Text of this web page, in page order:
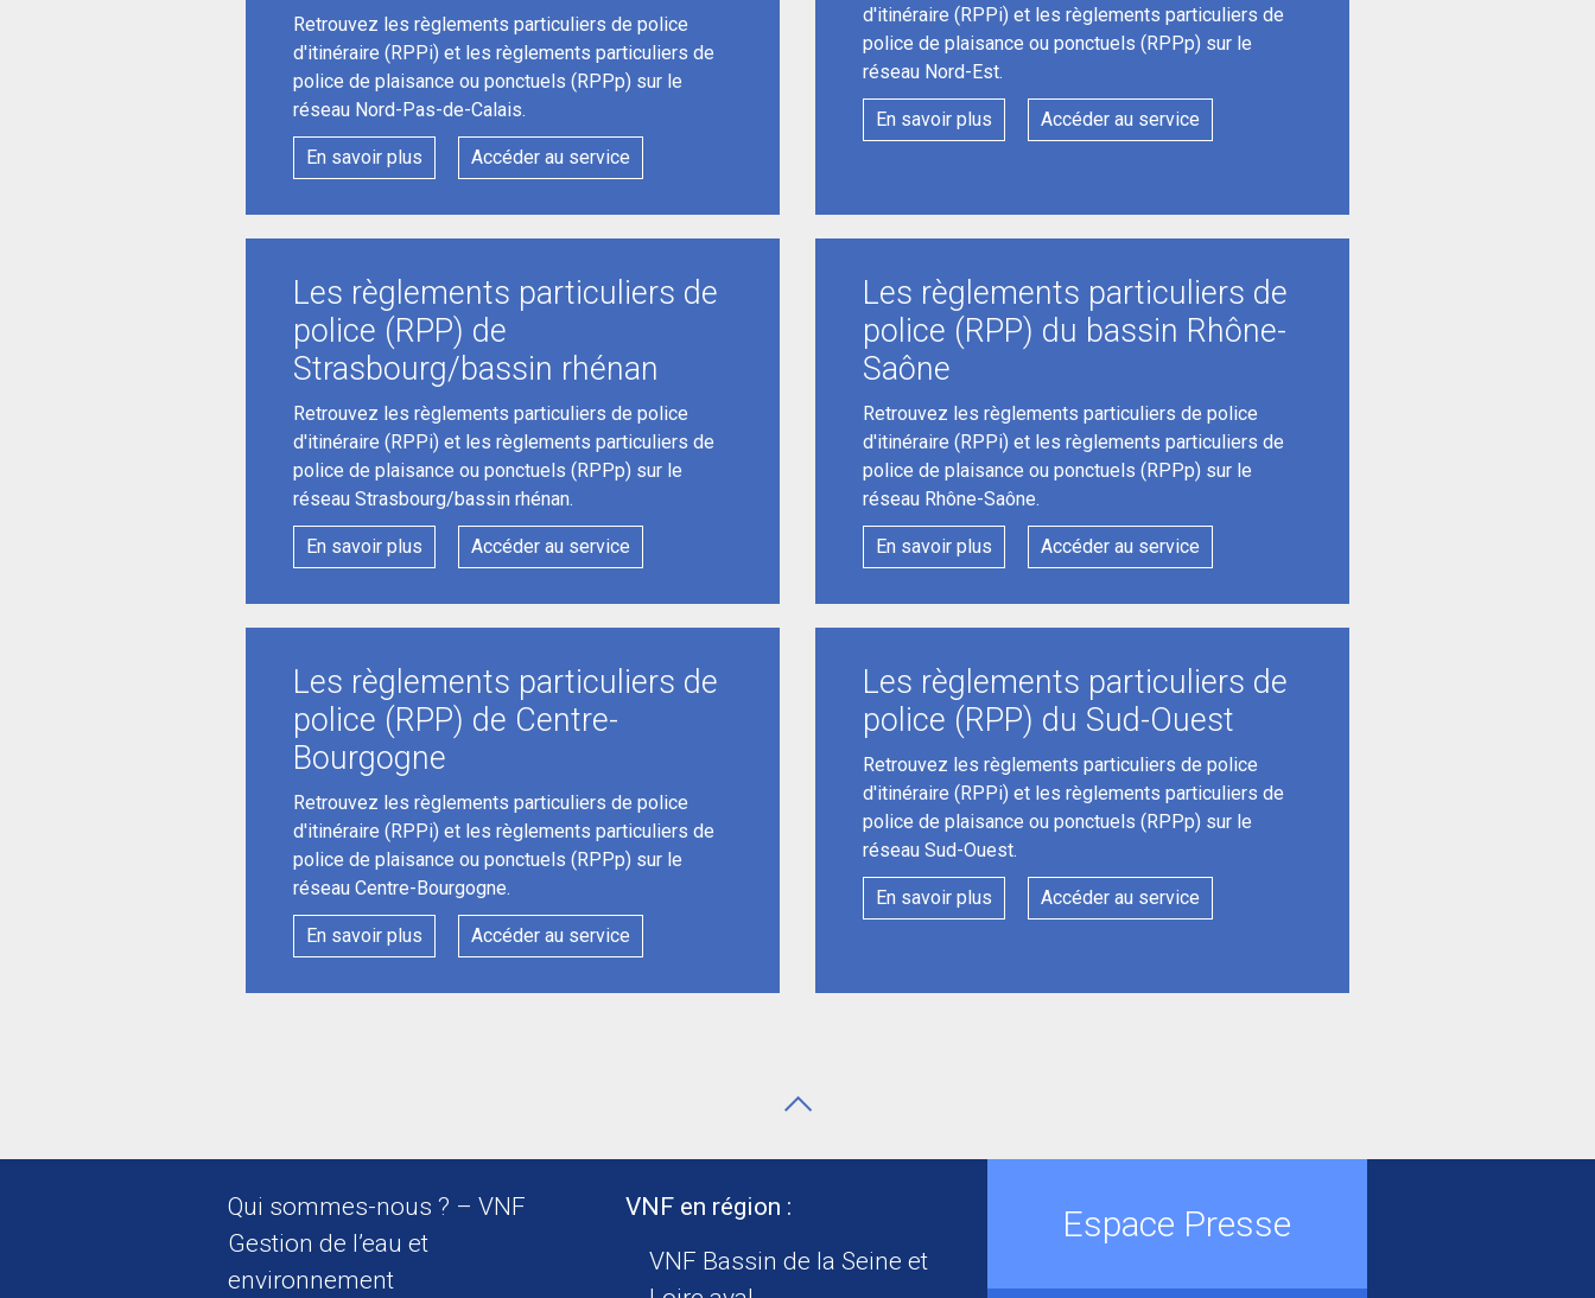
Retrouvez les règlements particuliers de police
d'itinéraire (RPPi) et les règlements particuliers de
police de plaisance ou ponctuels (RPPp) sur le
réseau Nord-Pas-de-Calais.
En savoir plus Accéder au service
d'itinéraire (RPPi) et les règlements particuliers de
police de plaisance ou ponctuels (RPPp) sur le
réseau Nord-Est.
En savoir plus Accéder au service
Les règlements particuliers de
police (RPP) de
Strasbourg/bassin rhénan
Retrouvez les règlements particuliers de police
d'itinéraire (RPPi) et les règlements particuliers de
police de plaisance ou ponctuels (RPPp) sur le
réseau Strasbourg/bassin rhénan.
En savoir plus Accéder au service
Les règlements particuliers de
police (RPP) du bassin Rhône-
Saône
Retrouvez les règlements particuliers de police
d'itinéraire (RPPi) et les règlements particuliers de
police de plaisance ou ponctuels (RPPp) sur le
réseau Rhône-Saône.
En savoir plus Accéder au service
Les règlements particuliers de
police (RPP) de Centre-
Bourgogne
Retrouvez les règlements particuliers de police
d'itinéraire (RPPi) et les règlements particuliers de
police de plaisance ou ponctuels (RPPp) sur le
réseau Centre-Bourgogne.
En savoir plus Accéder au service
Les règlements particuliers de
police (RPP) du Sud-Ouest
Retrouvez les règlements particuliers de police
d'itinéraire (RPPi) et les règlements particuliers de
police de plaisance ou ponctuels (RPPp) sur le
réseau Sud-Ouest.
En savoir plus Accéder au service
Qui sommes-nous ? – VNF
Gestion de l’eau et
environnement
VNF en région :
VNF Bassin de la Seine et
Espace Presse